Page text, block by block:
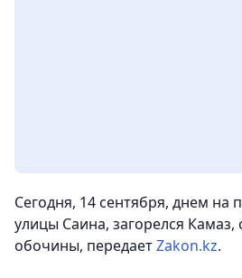
Сегодня, 14 сентября, днем на
улицы Саина, загорелся Камаз,
обочины, передаетZakon.kz.